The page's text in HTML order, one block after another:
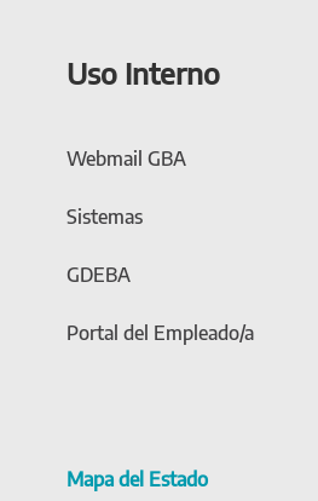
Uso Interno
Webmail GBA
Sistemas
GDEBA
Portal del Empleado/a
Mapa del Estado